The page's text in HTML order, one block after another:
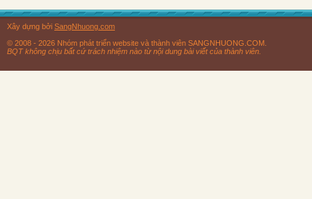
Xây dựng bởi SangNhuong.com
© 2008 - 2026 Nhóm phát triển website và thành viên SANGNHUONG.COM.
BQT không chịu bất cứ trách nhiệm nào từ nội dung bài viết của thành viên.